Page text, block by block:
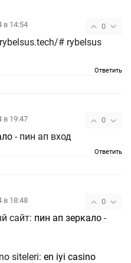
0
в 14:54
# rybelsus
Ответить
0
в 19:47
- пин ап вход
Ответить
0
в 18:48
сайт: пин ап зеркало -
siteleri: en iyi casino